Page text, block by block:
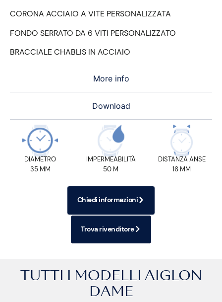
More info
Download
CORONA ACCIAIO A VITE PERSONALIZZATA
FONDO SERRATO DA 6 VITI PERSONALIZZATO
BRACCIALE CHABLIS IN ACCIAIO
DIAMETRO
35 MM
IMPERMEABILITÀ
50 M
DISTANZA ANSE
16 MM
Chiedi informazioni
Trova rivenditore
TUTTI I MODELLI AIGLON
DAME